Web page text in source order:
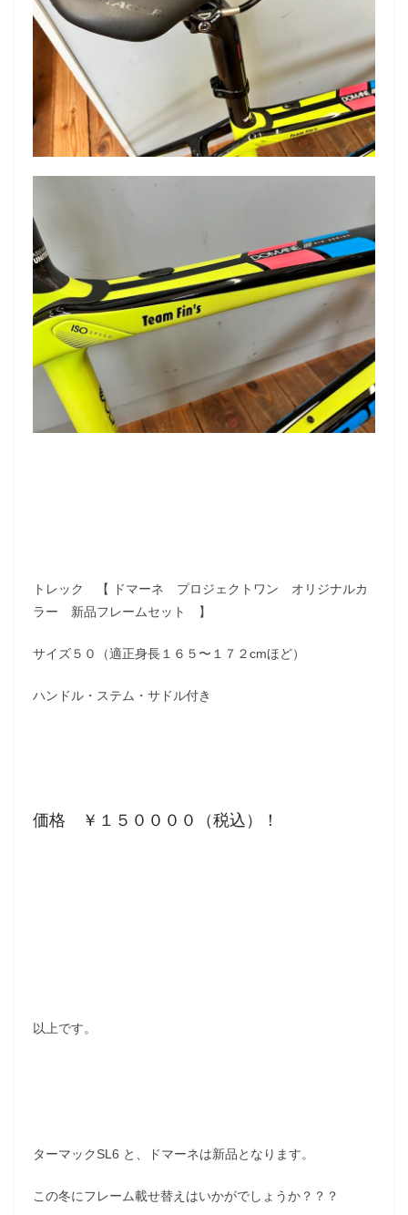
トレック 【 ドマーネ プロジェクトワン オリジナルカ
ラー 新品フレームセット 】
サイズ５０（適正身長１６５〜１７２cmほど）
ハンドル・ステム・サドル付き
価格 ￥１５００００（税込）！
以上です。
ターマックSL6 と、ドマーネは新品となります。
この冬にフレーム載せ替えはいかがでしょうか？？？